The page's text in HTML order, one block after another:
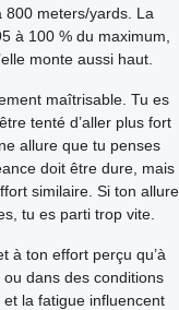
800 meters/yards. La
à 100 % du maximum,
monte aussi haut.
maîtrisable. Tu es
tenté d’aller plus fort
allure que tu penses
doit être dure, mais
similaire. Si ton allure
tu es parti trop vite.
à ton effort perçu qu’à
dans des conditions
la fatigue influencent